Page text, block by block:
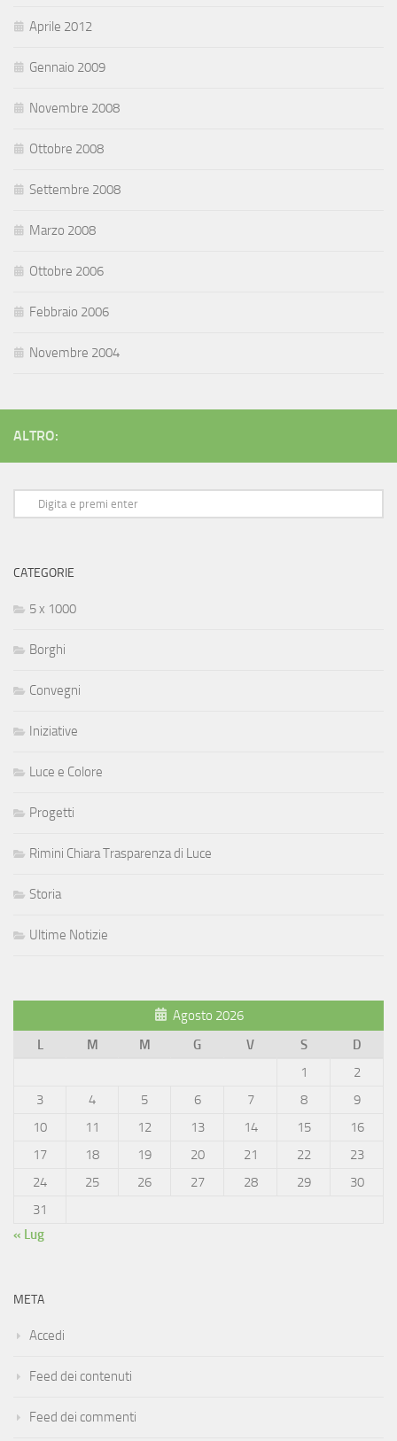
Aprile 2012
Gennaio 2009
Novembre 2008
Ottobre 2008
Settembre 2008
Marzo 2008
Ottobre 2006
Febbraio 2006
Novembre 2004
ALTRO:
CATEGORIE
5 x 1000
Borghi
Convegni
Iniziative
Luce e Colore
Progetti
Rimini Chiara Trasparenza di Luce
Storia
Ultime Notizie
Agosto 2026
L
M M G V S
D
1
2
3
4 5 6 7 8
9
10
11 12 13 14 15
16
17
18 19 20 21 22
23
24
25 26 27 28 29
30
31
« Lug
META
Accedi
Feed dei contenuti
Feed dei commenti